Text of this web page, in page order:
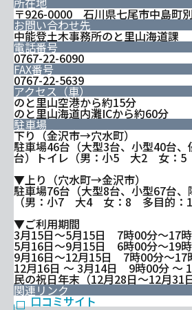
〒926-0000 石川県七尾市中島町
お問い合わせ先
中能登土木事務所のと里山海道課
電話番号
0767-22-6090
FAX番号
0767-22-5639
アクセス（車）
のと里山空港から約15分
のと里山海道内灘ICから約60分
駐車場
下り（金沢市→穴水町）
駐車場46台（大型3台、小型40台、
台）トイレ（男：小5 大2 女：5
▼上り（穴水町→金沢市）
駐車場76台（大型8台、小型67台
（男：小7 大4 女：8 多目的：
▼ご利用期間
3月15日～5月15日 7時00分～17
5月16日～9月15日 6時00分～19
9月16日～12月15日 7時00分～17
12月16日 ～ 3月14日 9時00分 ～
民の祝日年末（12月28日～12月31
関連リンク
口コミサイト